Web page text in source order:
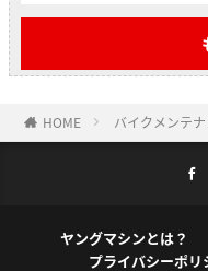
HOME バイクメンテ
ヤングマシンとは？
プライバシーポリ